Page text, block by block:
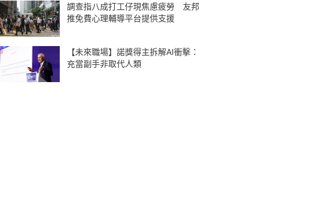
調查指八成打工仔現焦慮疲勞 友邦
推免費心理輔導平台提供支援
【未來職場】諾獎得主拆解AI衝擊：
充當副手非取代人類